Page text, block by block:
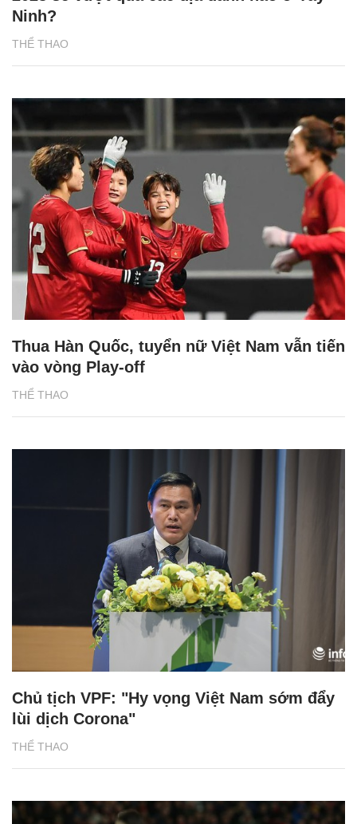
THỂ THAO
Ninh?
THỂ THAO
Thua Hàn Quốc, tuyển nữ Việt Nam vẫn tiến
vào vòng Play-off
THỂ THAO
Chủ tịch VPF: "Hy vọng Việt Nam sớm đẩy
lùi dịch Corona"